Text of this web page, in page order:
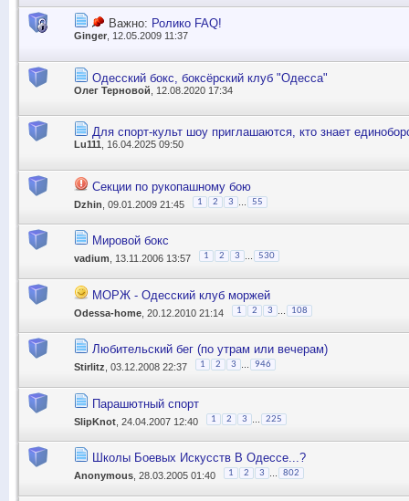
Важно: Ролико FAQ!
Ginger, 12.05.2009 11:37
Одесский бокс, боксёрский клуб "Одесса"
Олег Терновой , 12.08.2020 17:34
Для спорт-культ шоу приглашаются, кто знает
Lu111, 16.04.2025 09:50
Секции по рукопашному бою
Dzhin , 09.01.2009 21:45 1 2 3 55
Мировой бокс
vadium , 13.11.2006 13:57 1 2 3 530
МОРЖ - Одесский клуб моржей
Odessa-home , 20.12.2010 21:14 1 2 3 108
Любительский бег (по утрам или вечерам)
Stirlitz , 03.12.2008 22:37 1 2 3 946
Парашютный спорт
SlipKnot , 24.04.2007 12:40 1 2 3 225
Школы Боевых Искусств В Одессе...?
Anonymous , 28.03.2005 01:40 1 2 3 802